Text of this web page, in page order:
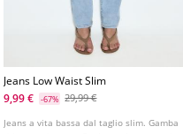
Jeans Low Waist Slim
9,99 €
-67% 29,99 €
Jeans a vita bassa dal taglio slim. Gamba